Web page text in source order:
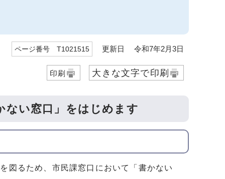
ページ番号 T1021515 更新日 令和7年2月3日
印刷 大きな文字で印刷
ない窓口」をはじめます
図るため、市民課窓口において「書かない